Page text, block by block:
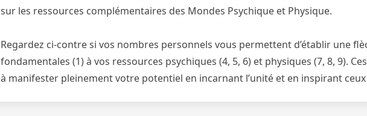
sur les ressources complémentaires des Mondes Psychique et Physique.
Regardez ci-contre si vos nombres personnels vous permettent d’établir une
fondamentales (1) à vos ressources psychiques (4, 5, 6) et physiques (7, 8, 9).
à manifester pleinement votre potentiel en incarnant l’unité et en inspirant